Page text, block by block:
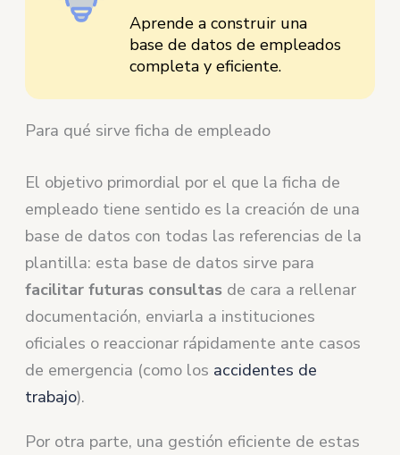
Aprende a construir una
base de datos de empleados
completa y eficiente.
Para qué sirve ficha de empleado
El objetivo primordial por el que la ficha de
empleado tiene sentido es la creación de una
base de datos con todas las referencias de la
plantilla: esta base de datos sirve para
facilitar futuras consultas de cara a rellenar
documentación, enviarla a instituciones
oficiales o reaccionar rápidamente ante casos
de emergencia (como los accidentes de
trabajo).
Por otra parte, una gestión eficiente de estas